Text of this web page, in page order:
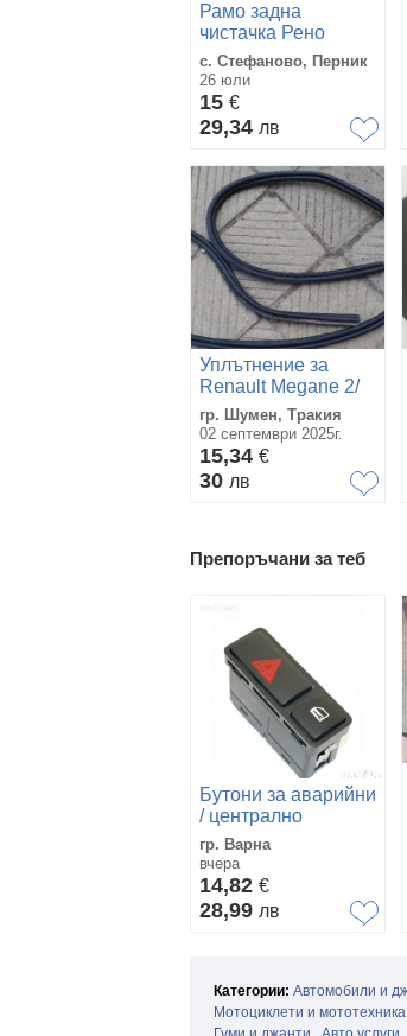
Рамо задна
чистачка Рено
меган 1.5дци (2-
врати)
с. Стефаново, Перник
26 юли
15 €
29,34 лв
Уплътнение за
Renault Megane 2/
Рено Меган 2
гр. Шумен, Тракия
02 септември 2025г.
15,34 €
30 лв
Препоръчани за теб
Бутони за аварийни
/ централно
заключване BMW 3
E46, X5 E53, Z4
E85 E86
гр. Варна
вчера
14,82 €
28,99 лв
Категории: Автомобили и
Мотоциклети и мототехника